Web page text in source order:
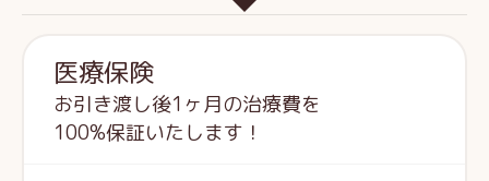
医療保険
お引き渡し後1ヶ月の治療費を
100%保証いたします！